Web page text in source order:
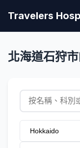
Travelers
北海道石狩